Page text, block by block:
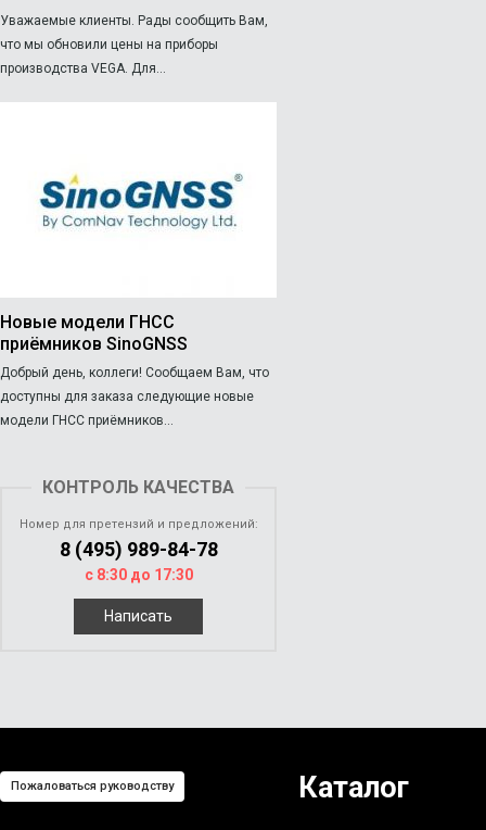
Уважаемые клиенты. Рады сообщить Вам,
что мы обновили цены на приборы
производства VEGA. Для...
Новые модели ГНСС
приёмников SinoGNSS
Добрый день, коллеги! Сообщаем Вам, что
доступны для заказа следующие новые
модели ГНСС приёмников...
КОНТРОЛЬ КАЧЕСТВА
Номер для претензий и предложений:
8 (495) 989-84-78
с 8:30 до 17:30
Написать
Пожаловаться руководству Каталог